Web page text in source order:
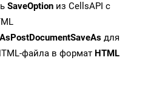
SaveOption из CellsAPI с
для
файла в формат HTML